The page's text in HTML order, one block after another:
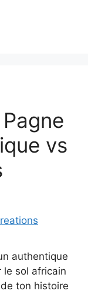
vs
authentique
le sol africain
ton histoire